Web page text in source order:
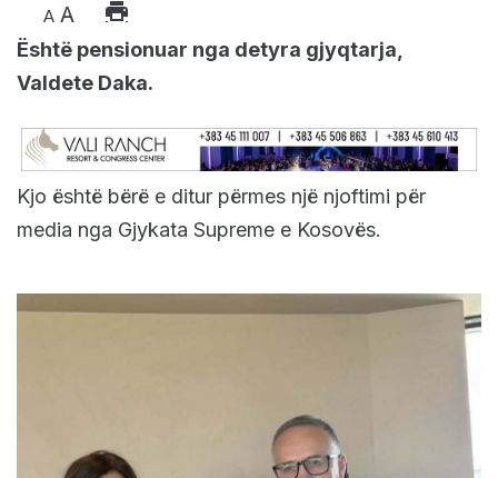
A A
Është pensionuar nga detyra gjyqtarja,
Valdete Daka.
Kjo është bërë e ditur përmes një njoftimi për
media nga Gjykata Supreme e Kosovës.